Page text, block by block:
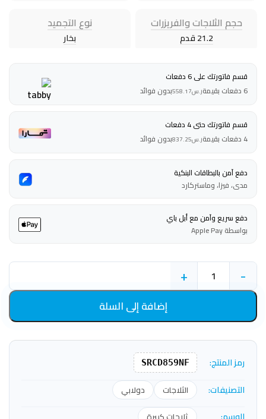
حجم الثلاجات والفريزرات
21.2 قدم
نوع التجميد
بخار
قسم فاتورتك على 6 دفعات
6 دفعات بقيمة
ر.س558.17بدون فوائد
قسم فاتورتك حتى 4 دفعات
4 دفعات بقيمة
ر.س837.25بدون فوائد
دفع آمن بالبطاقات البنكية
مدى، فيزا، وماستركارد
دفع سريع وآمن مع أبل باي
بواسطة Apple Pay
-
+
إضافة إلى السلة
رمز المنتج: SRCD859NF
التصنيفات: الثلاجات دولابي